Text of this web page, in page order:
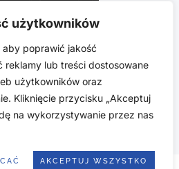
użytkowników
poprawić jakość
reklamy lub treści dostosowane
użytkowników oraz
Kliknięcie przycisku „Akceptuj
na wykorzystywanie przez nas
AKCEPTUJ WSZYSTKO